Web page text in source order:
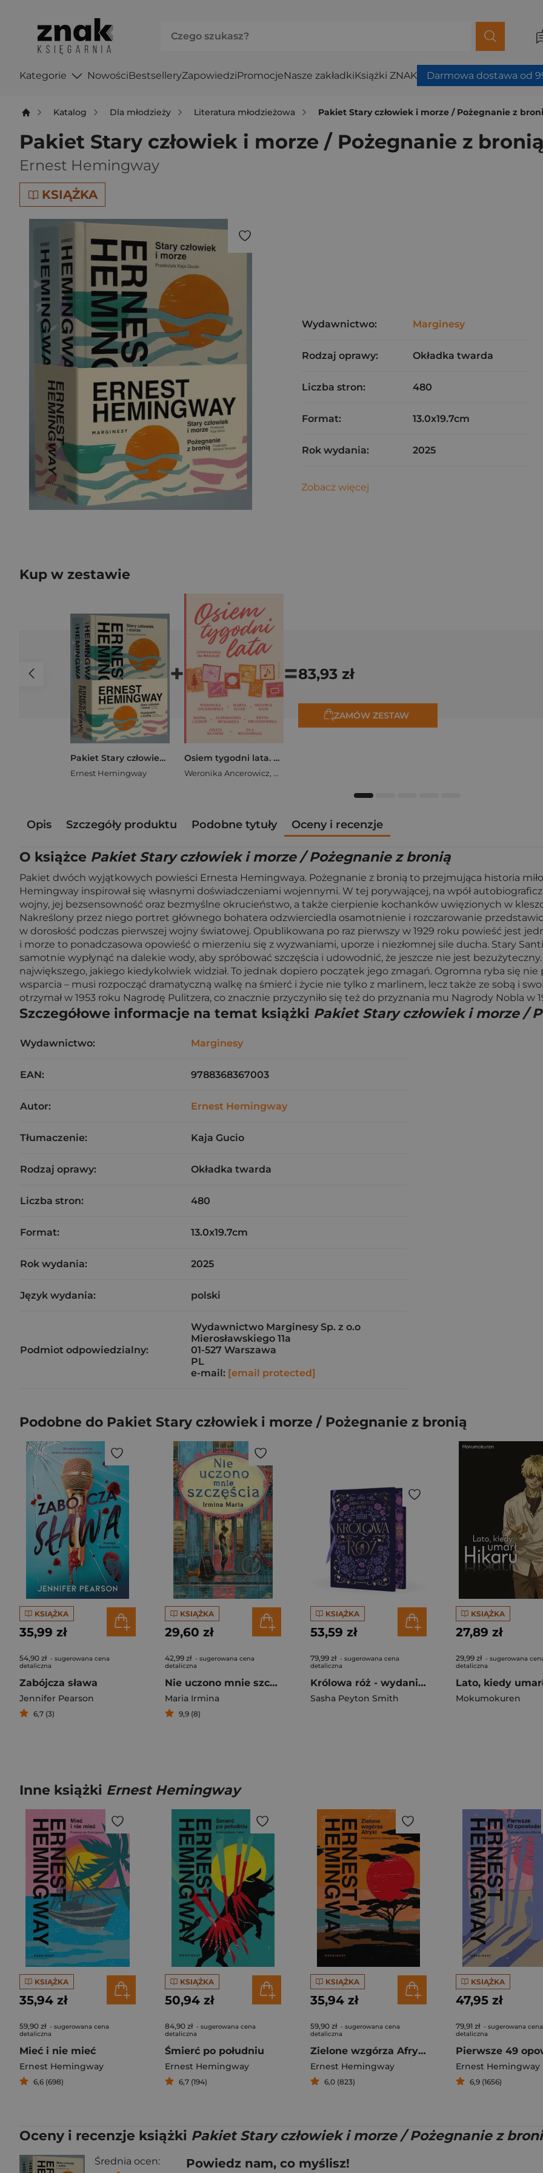
Kategorie NowościBestselleryZapowiedziPromocjeNasze zakładkiKsiążki ZNAK Darmowa dostawa od
Katalog Dla młodzieży Literatura młodzieżowa Pakiet Stary człowiek i morze / Pożegnanie z
Pakiet Stary człowiek i morze / Pożegnanie z bronią
Ernest Hemingway
KSIĄŻKA
Wydawnictwo: Marginesy
Rodzaj oprawy: Okładka twarda
Liczba stron: 480
Format: 13.0x19.7cm
Rok wydania: 2025
Zobacz więcej
Kup w zestawie
Pakiet Stary człowiek i morze / Pożegnanie z bronią
Ernest Hemingway
+
Osiem tygodni lata. Opowiadania na wakacje
Weronika Ancerowicz, Marta Bijan
=83,93 zł
ZAMÓW ZESTAW
Opis Szczegóły produktu Podobne tytuły Oceny i recenzje
O książce Pakiet Stary człowiek i morze / Pożegnanie z bronią
Pakiet dwóch wyjątkowych powieści Ernesta Hemingwaya. Pożegnanie z bronią to przejmująca historia
Hemingway inspirował się własnymi doświadczeniami wojennymi. W tej porywającej, na wpół
wojny, jej bezsensowność oraz bezmyślne okrucieństwo, a także cierpienie kochanków uwięzionych w
Nakreślony przez niego portret głównego bohatera odzwierciedla osamotnienie i rozczarowanie
w dorosłość podczas pierwszej wojny światowej. Opublikowana po raz pierwszy w 1929 roku powieść jest
i morze to ponadczasowa opowieść o mierzeniu się z wyzwaniami, uporze i niezłomnej sile ducha. Stary
samotnie wypłynąć na dalekie wody, aby spróbować szczęścia i udowodnić, że jeszcze nie jest
największego, jakiego kiedykolwiek widział. To jednak dopiero początek jego zmagań. Ogromna ryba się nie
wsparcia – musi rozpocząć dramatyczną walkę na śmierć i życie nie tylko z marlinem, lecz także ze sobą i
otrzymał w 1953 roku Nagrodę Pulitzera, co znacznie przyczyniło się też do przyznania mu Nagrody Nobla w
Szczegółowe informacje na temat książki Pakiet Stary człowiek i morze /
Wydawnictwo: Marginesy
EAN: 9788368367003
Autor: Ernest Hemingway
Tłumaczenie: Kaja Gucio
Rodzaj oprawy: Okładka twarda
Liczba stron: 480
Format: 13.0x19.7cm
Rok wydania: 2025
Język wydania: polski
Podmiot odpowiedzialny:
Wydawnictwo Marginesy Sp. z o.o
Mierosławskiego 11a
01-527 Warszawa
PL
e-mail: [email protected]
Podobne do Pakiet Stary człowiek i morze / Pożegnanie z bronią
KSIĄŻKA
35,99 zł
54,90 zł - sugerowana cena
detaliczna
Zabójcza sława
Jennifer Pearson
6,7 (3)
KSIĄŻKA
29,60 zł
42,99 zł - sugerowana cena
detaliczna
Nie uczono mnie szczęścia
Maria Irmina
9,9 (8)
KSIĄŻKA
53,59 zł
79,99 zł - sugerowana cena
detaliczna
Królowa róż - wydanie specjalne
Sasha Peyton Smith
KSIĄŻKA
27,89 zł
29,99 zł - sugerowana
detaliczna
Mokumokuren
Inne książki Ernest Hemingway
KSIĄŻKA
35,94 zł
59,90 zł - sugerowana cena
detaliczna
Mieć i nie mieć
Ernest Hemingway
6,6 (698)
KSIĄŻKA
50,94 zł
84,90 zł - sugerowana cena
detaliczna
Śmierć po południu
Ernest Hemingway
6,7 (194)
KSIĄŻKA
35,94 zł
59,90 zł - sugerowana cena
detaliczna
Zielone wzgórza Afryki
Ernest Hemingway
6,0 (823)
KSIĄŻKA
47,95 zł
79,91 zł - sugerowana cena
detaliczna
Ernest Hemingway
6,9 (1656)
Oceny i recenzje książki Pakiet Stary człowiek i morze / Pożegnanie z
Średnia ocen: Powiedz nam, co myślisz!